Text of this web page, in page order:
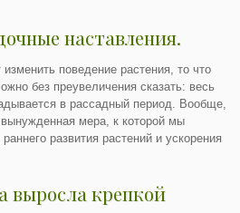
наставления.
поведение растения, то что
без преувеличения сказать: весь
в рассадный период. Вообще,
мера, к которой мы
развития растений и ускорения
выросла крепкой